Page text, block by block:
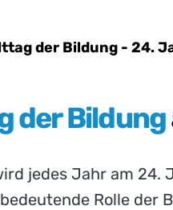
der Bildung - 24.
der Bildung
jedes Jahr am 24.
Rolle der